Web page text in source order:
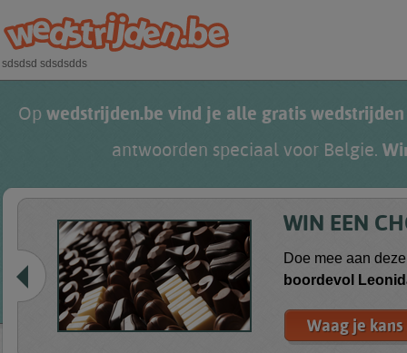
Op wedstrijden.be vind je alle gratis wedstrijden
antwoorden speciaal voor Belgie.
sdsdsd sdsdsdds
WIN EEN
Doe mee aan
boordevol
Waag je kans